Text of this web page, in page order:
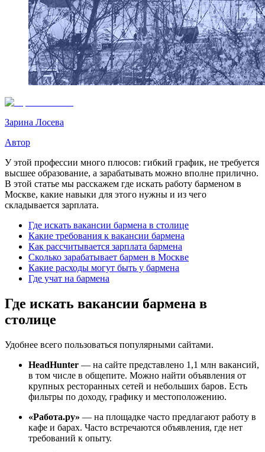
Зарина Лосева
Автор
У этой профессии много плюсов: гибкий график, не требуется
высшее образование, а зарабатывать можно вполне прилично.
В этой статье мы расскажем где искать работу барменом в
Москве, какие навыки для этого нужны и из чего
складывается зарплата.
Где искать вакансии бармена в столице
Какие требования к вакансии бармена
Как рассчитывается зарплата бармена
Сколько зарабатывает бармен в Москве
Какие расходы могут быть у бармена
Где учат на бармена
Где искать вакансии бармена в
столице
Удобнее всего пользоваться популярными сайтами.
HeadHunter — на сайте представлено 1,1 млн вакансий,
в том числе в общепите. Можно найти объявления от
крупных ресторанных сетей и небольших баров. Есть
фильтры по доходу, графику и местоположению.
«Работа.ру» — на площадке часто предлагают работу в
кафе и барах. Часто встречаются объявления, где нет
требований к опыту.